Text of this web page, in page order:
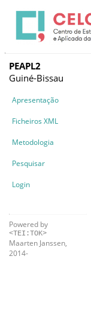
PEAPL2
Guiné-Bissau
Apresentação
Ficheiros XML
Metodologia
Pesquisar
Login
Powered by
<TEI:TOK>
Maarten Janssen,
2014-